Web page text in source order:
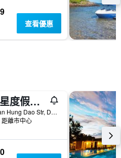
查看優惠
海之星度假酒店
98/2 Tran Hung Dao Str, Duong Dong, 富國, 越南
離市中心